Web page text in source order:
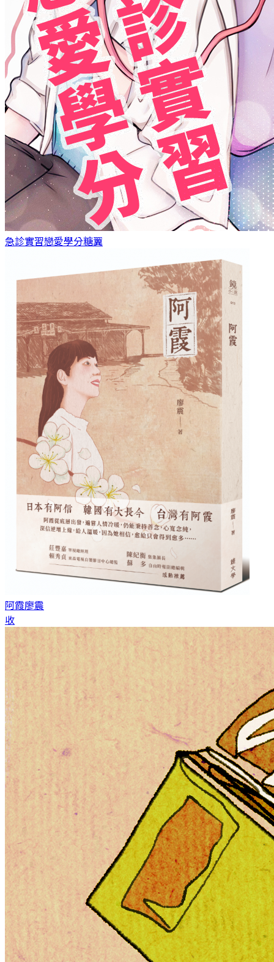
急診實習戀愛學分糖翼
阿霞廖震
收